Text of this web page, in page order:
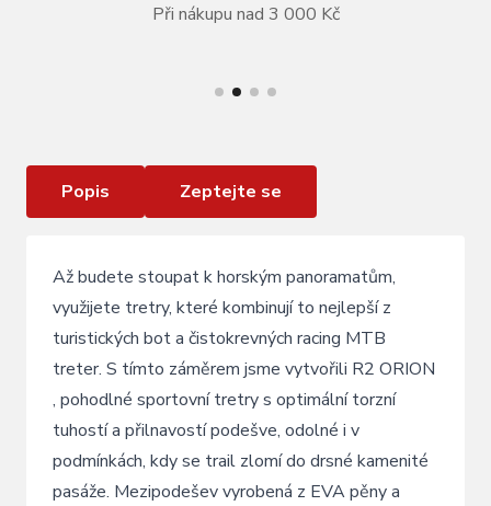
Při nákupu nad 3 000 Kč
Popis Zeptejte se
Až budete stoupat k horským panoramatům,
využijete tretry, které kombinují to nejlepší z
turistických bot a čistokrevných racing MTB
treter. S tímto záměrem jsme vytvořili R2 ORION
, pohodlné sportovní tretry s optimální torzní
tuhostí a přilnavostí podešve, odolné i v
podmínkách, kdy se trail zlomí do drsné kamenité
pasáže. Mezipodešev vyrobená z EVA pěny a